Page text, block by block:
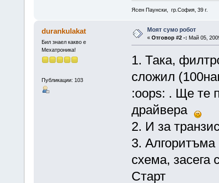
Ясен Паунски, гр.София, 39 г.
durankulakat
Бил знаел какво е
Мехатроника!
Публикации: 103
Моят сумо робот
« Отговор #2 -: Май 05,
1. Така,
сложил
:oops: . Ще те
драйвера
2. И за
3. Алгоритъма
схема, засега
Старт